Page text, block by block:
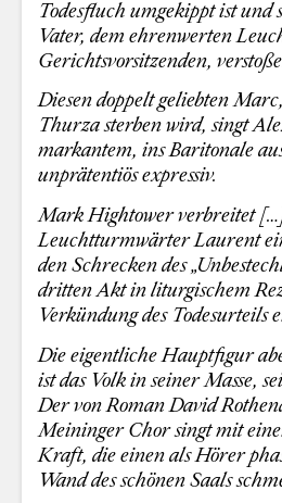
Todesfluch umgekippt ist und
Vater, dem ehrenwerten
Gerichtsvorsitzenden,
Diesen doppelt geliebten
Thurza sterben wird, singt
markantem, ins Baritonale
unprätentiös expressiv.
Mark Hightower verbreitet
Leuchtturmwärter Laurent
den Schrecken des
dritten Akt in liturgischem
Verkündung des Todesurteils
Die eigentliche Hauptfigur
ist das Volk in seiner Masse,
Der von Roman David
Meininger Chor singt mit
Kraft, die einen als Hörer
Wand des schönen Saals